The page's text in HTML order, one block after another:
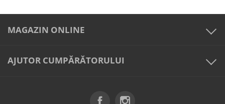
MAGAZIN ONLINE
AJUTOR CUMPĂRĂTORULUI